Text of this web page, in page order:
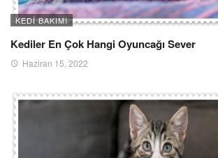
KEDI BAKIMI
Kediler En Çok Hangi Oyuncağı Sever
Haziran 15, 2022